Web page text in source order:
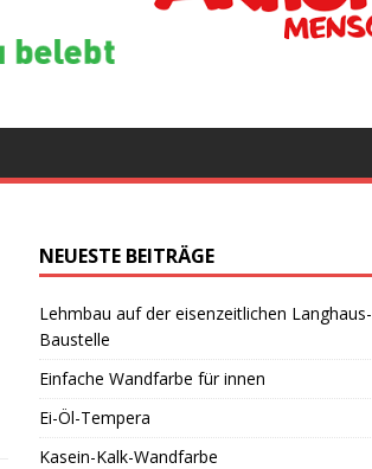
NEUESTE BEITRÄGE
Lehmbau auf der eisenzeitlichen Langhaus-
Baustelle
Einfache Wandfarbe für innen
Ei-Öl-Tempera
Kasein-Kalk-Wandfarbe